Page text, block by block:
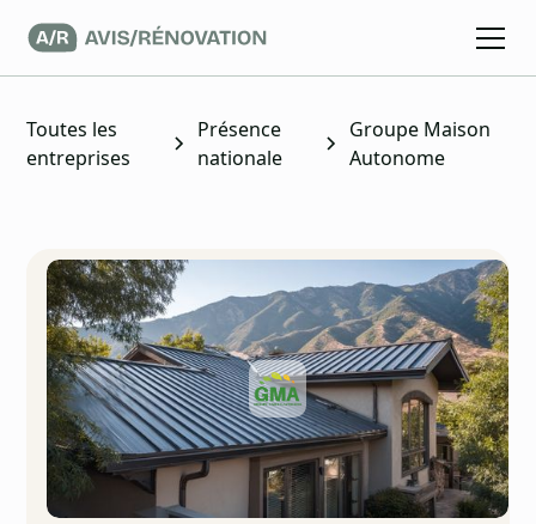
Toutes les
entreprises
Présence
nationale
Groupe Maison
Autonome